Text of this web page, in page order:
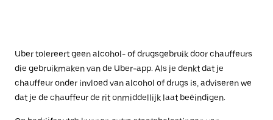
Uber tolereert geen alcohol- of drugsgebruik door chauffeurs
die gebruikmaken van de Uber-app. Als je denkt dat je
chauffeur onder invloed van alcohol of drugs is, adviseren we
dat je de chauffeur de rit onmiddellijk laat beëindigen.